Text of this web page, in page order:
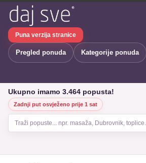
Puna verzija stranice
Pregled ponuda Kategorije ponuda
Ukupno imamo 3.464 popusta!
Zadnji put osvježeno prije 1 sat
Traži popuste... npr. masaža, Dubrovnik, toplice...